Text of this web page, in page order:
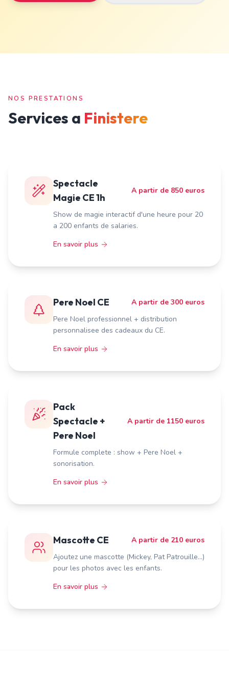
NOS PRESTATIONS
Services a Finistere
Spectacle
Magie CE 1h
A partir de 850 euros
Show de magie interactif d'une heure pour 20
a 200 enfants de salaries.
En savoir plus
Pere Noel CE
A partir de 300 euros
Pere Noel professionnel + distribution
personnalisee des cadeaux du CE.
En savoir plus
Pack
Spectacle +
Pere Noel
A partir de 1150 euros
Formule complete : show + Pere Noel +
sonorisation.
En savoir plus
Mascotte CE
A partir de 210 euros
Ajoutez une mascotte (Mickey, Pat Patrouille...)
pour les photos avec les enfants.
En savoir plus